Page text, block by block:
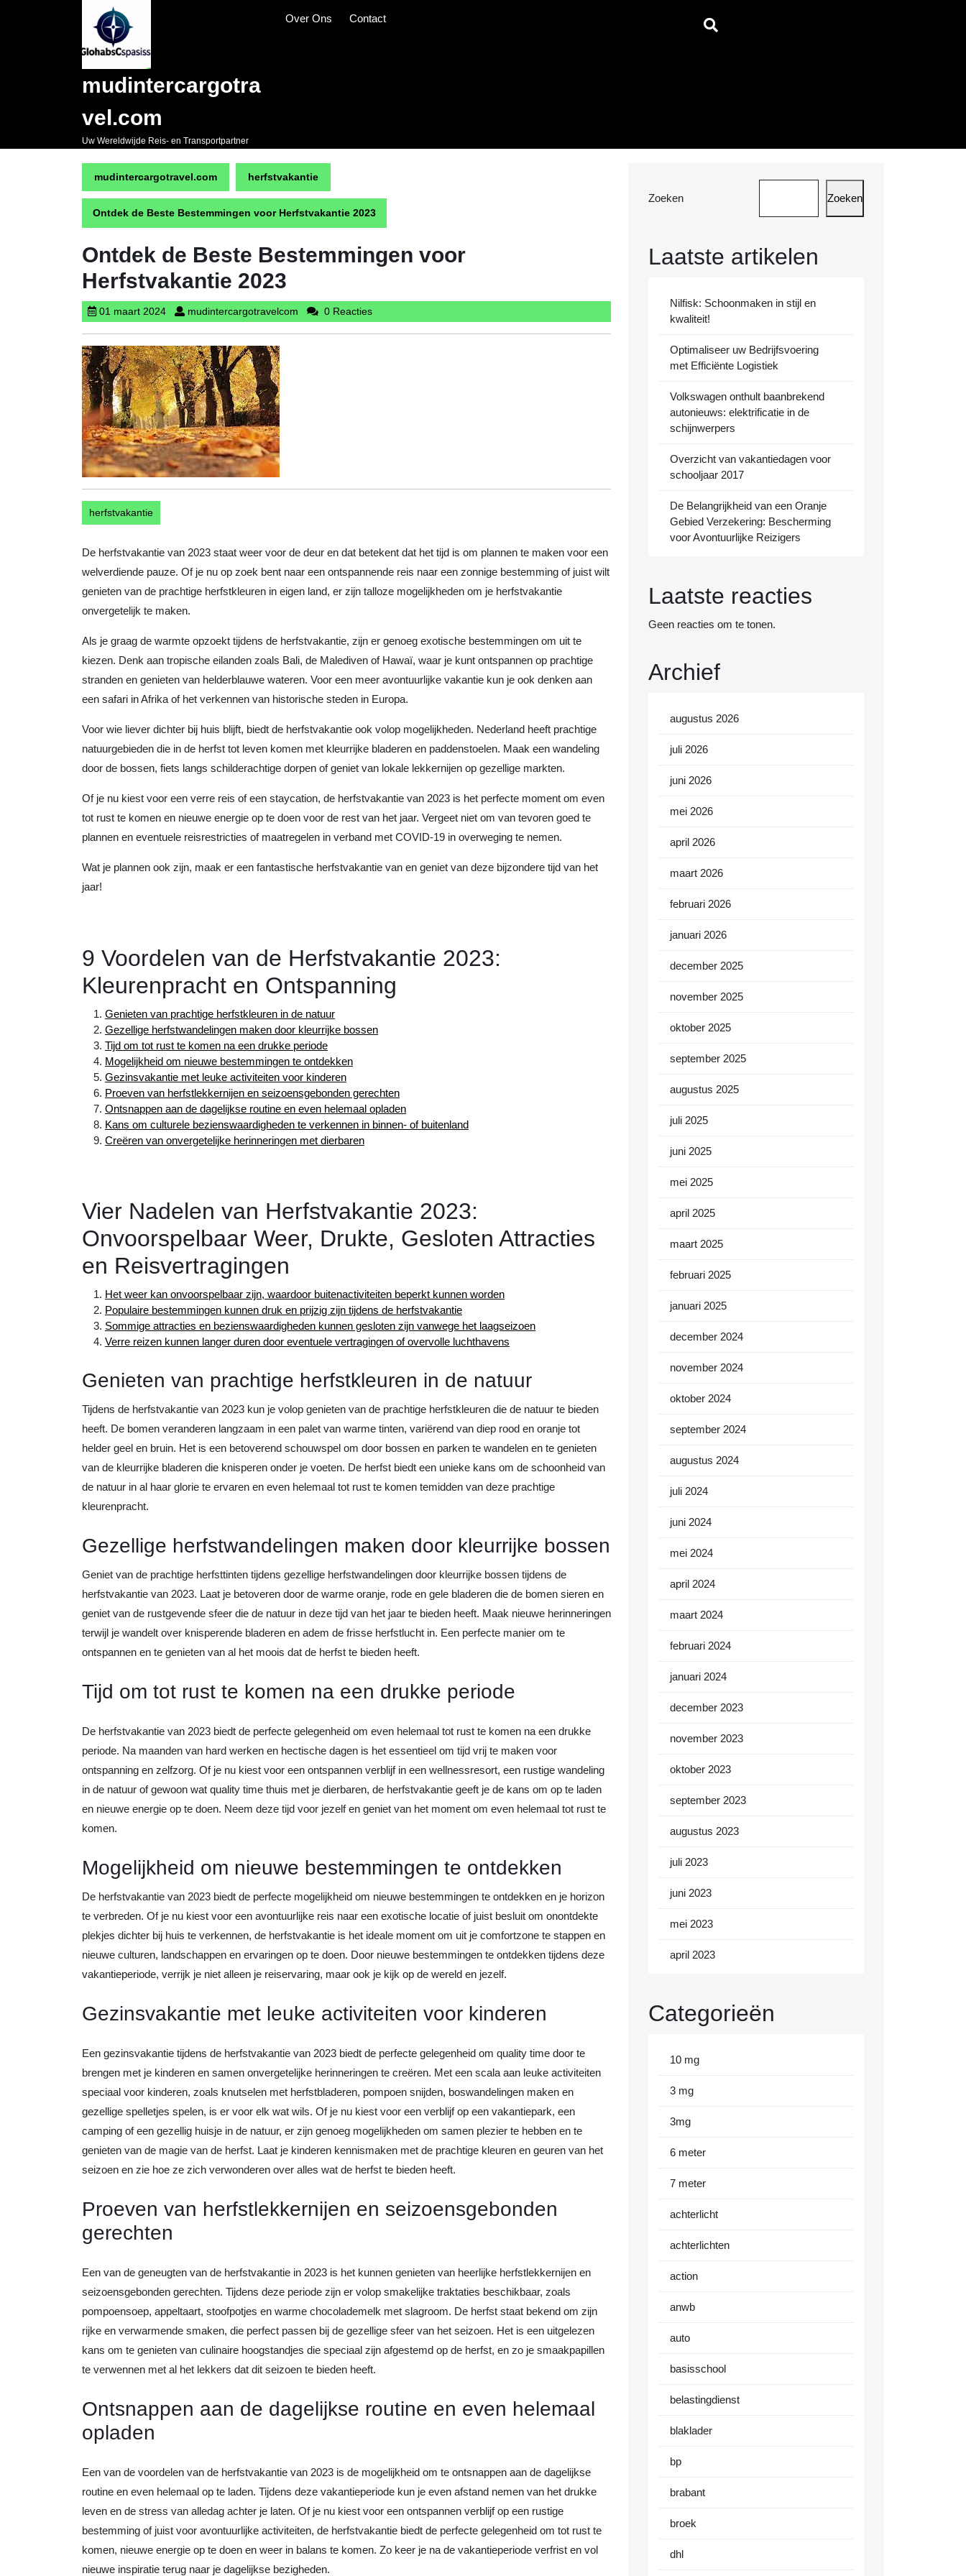
mudintercargotra
vel.com
Uw Wereldwijde Reis- en Transportpartner
Over Ons Contact
mudintercargotravel.com herfstvakantie
Ontdek de Beste Bestemmingen voor Herfstvakantie 2023
Ontdek de Beste Bestemmingen voor
Herfstvakantie 2023
01 maart 202401
maart
mudintercargotravelcom mudintercargotravelcom
0 Reacties
herfstvakantie
De herfstvakantie van 2023 staat weer voor de deur en dat betekent dat het tijd is om plannen te maken voor een
welverdiende pauze. Of je nu op zoek bent naar een ontspannende reis naar een zonnige bestemming of juist wilt
genieten van de prachtige herfstkleuren in eigen land, er zijn talloze mogelijkheden om je herfstvakantie
onvergetelijk te maken.
Als je graag de warmte opzoekt tijdens de herfstvakantie, zijn er genoeg exotische bestemmingen om uit te
kiezen. Denk aan tropische eilanden zoals Bali, de Malediven of Hawaï, waar je kunt ontspannen op prachtige
stranden en genieten van helderblauwe wateren. Voor een meer avontuurlijke vakantie kun je ook denken aan
een safari in Afrika of het verkennen van historische steden in Europa.
Voor wie liever dichter bij huis blijft, biedt de herfstvakantie ook volop mogelijkheden. Nederland heeft prachtige
natuurgebieden die in de herfst tot leven komen met kleurrijke bladeren en paddenstoelen. Maak een wandeling
door de bossen, fiets langs schilderachtige dorpen of geniet van lokale lekkernijen op gezellige markten.
Of je nu kiest voor een verre reis of een staycation, de herfstvakantie van 2023 is het perfecte moment om even
tot rust te komen en nieuwe energie op te doen voor de rest van het jaar. Vergeet niet om van tevoren goed te
plannen en eventuele reisrestricties of maatregelen in verband met COVID-19 in overweging te nemen.
Wat je plannen ook zijn, maak er een fantastische herfstvakantie van en geniet van deze bijzondere tijd van het
jaar!
9 Voordelen van de Herfstvakantie 2023:
Kleurenpracht en Ontspanning
Genieten van prachtige herfstkleuren in de natuur
Gezellige herfstwandelingen maken door kleurrijke bossen
Tijd om tot rust te komen na een drukke periode
Mogelijkheid om nieuwe bestemmingen te ontdekken
Gezinsvakantie met leuke activiteiten voor kinderen
Proeven van herfstlekkernijen en seizoensgebonden gerechten
Ontsnappen aan de dagelijkse routine en even helemaal opladen
Kans om culturele bezienswaardigheden te verkennen in binnen- of buitenland
Creëren van onvergetelijke herinneringen met dierbaren
Vier Nadelen van Herfstvakantie 2023:
Onvoorspelbaar Weer, Drukte, Gesloten Attracties
en Reisvertragingen
Het weer kan onvoorspelbaar zijn, waardoor buitenactiviteiten beperkt kunnen worden
Populaire bestemmingen kunnen druk en prijzig zijn tijdens de herfstvakantie
Sommige attracties en bezienswaardigheden kunnen gesloten zijn vanwege het laagseizoen
Verre reizen kunnen langer duren door eventuele vertragingen of overvolle luchthavens
Genieten van prachtige herfstkleuren in de natuur
Tijdens de herfstvakantie van 2023 kun je volop genieten van de prachtige herfstkleuren die de natuur te bieden
heeft. De bomen veranderen langzaam in een palet van warme tinten, variërend van diep rood en oranje tot
helder geel en bruin. Het is een betoverend schouwspel om door bossen en parken te wandelen en te genieten
van de kleurrijke bladeren die knisperen onder je voeten. De herfst biedt een unieke kans om de schoonheid van
de natuur in al haar glorie te ervaren en even helemaal tot rust te komen temidden van deze prachtige
kleurenpracht.
Gezellige herfstwandelingen maken door kleurrijke bossen
Geniet van de prachtige herfsttinten tijdens gezellige herfstwandelingen door kleurrijke bossen tijdens de
herfstvakantie van 2023. Laat je betoveren door de warme oranje, rode en gele bladeren die de bomen sieren en
geniet van de rustgevende sfeer die de natuur in deze tijd van het jaar te bieden heeft. Maak nieuwe herinneringen
terwijl je wandelt over knisperende bladeren en adem de frisse herfstlucht in. Een perfecte manier om te
ontspannen en te genieten van al het moois dat de herfst te bieden heeft.
Tijd om tot rust te komen na een drukke periode
De herfstvakantie van 2023 biedt de perfecte gelegenheid om even helemaal tot rust te komen na een drukke
periode. Na maanden van hard werken en hectische dagen is het essentieel om tijd vrij te maken voor
ontspanning en zelfzorg. Of je nu kiest voor een ontspannen verblijf in een wellnessresort, een rustige wandeling
in de natuur of gewoon wat quality time thuis met je dierbaren, de herfstvakantie geeft je de kans om op te laden
en nieuwe energie op te doen. Neem deze tijd voor jezelf en geniet van het moment om even helemaal tot rust te
komen.
Mogelijkheid om nieuwe bestemmingen te ontdekken
De herfstvakantie van 2023 biedt de perfecte mogelijkheid om nieuwe bestemmingen te ontdekken en je horizon
te verbreden. Of je nu kiest voor een avontuurlijke reis naar een exotische locatie of juist besluit om onontdekte
plekjes dichter bij huis te verkennen, de herfstvakantie is het ideale moment om uit je comfortzone te stappen en
nieuwe culturen, landschappen en ervaringen op te doen. Door nieuwe bestemmingen te ontdekken tijdens deze
vakantieperiode, verrijk je niet alleen je reiservaring, maar ook je kijk op de wereld en jezelf.
Gezinsvakantie met leuke activiteiten voor kinderen
Een gezinsvakantie tijdens de herfstvakantie van 2023 biedt de perfecte gelegenheid om quality time door te
brengen met je kinderen en samen onvergetelijke herinneringen te creëren. Met een scala aan leuke activiteiten
speciaal voor kinderen, zoals knutselen met herfstbladeren, pompoen snijden, boswandelingen maken en
gezellige spelletjes spelen, is er voor elk wat wils. Of je nu kiest voor een verblijf op een vakantiepark, een
camping of een gezellig huisje in de natuur, er zijn genoeg mogelijkheden om samen plezier te hebben en te
genieten van de magie van de herfst. Laat je kinderen kennismaken met de prachtige kleuren en geuren van het
seizoen en zie hoe ze zich verwonderen over alles wat de herfst te bieden heeft.
Proeven van herfstlekkernijen en seizoensgebonden
gerechten
Een van de geneugten van de herfstvakantie in 2023 is het kunnen genieten van heerlijke herfstlekkernijen en
seizoensgebonden gerechten. Tijdens deze periode zijn er volop smakelijke traktaties beschikbaar, zoals
pompoensoep, appeltaart, stoofpotjes en warme chocolademelk met slagroom. De herfst staat bekend om zijn
rijke en verwarmende smaken, die perfect passen bij de gezellige sfeer van het seizoen. Het is een uitgelezen
kans om te genieten van culinaire hoogstandjes die speciaal zijn afgestemd op de herfst, en zo je smaakpapillen
te verwennen met al het lekkers dat dit seizoen te bieden heeft.
Ontsnappen aan de dagelijkse routine en even helemaal
opladen
Een van de voordelen van de herfstvakantie van 2023 is de mogelijkheid om te ontsnappen aan de dagelijkse
routine en even helemaal op te laden. Tijdens deze vakantieperiode kun je even afstand nemen van het drukke
leven en de stress van alledag achter je laten. Of je nu kiest voor een ontspannen verblijf op een rustige
bestemming of juist voor avontuurlijke activiteiten, de herfstvakantie biedt de perfecte gelegenheid om tot rust te
komen, nieuwe energie op te doen en weer in balans te komen. Zo keer je na de vakantieperiode verfrist en vol
nieuwe inspiratie terug naar je dagelijkse bezigheden.
Zoeken Zoeken
Laatste artikelen
Nilfisk: Schoonmaken in stijl en
kwaliteit!
Optimaliseer uw Bedrijfsvoering
met Efficiënte Logistiek
Volkswagen onthult baanbrekend
autonieuws: elektrificatie in de
schijnwerpers
Overzicht van vakantiedagen voor
schooljaar 2017
De Belangrijkheid van een Oranje
Gebied Verzekering: Bescherming
voor Avontuurlijke Reizigers
Laatste reacties
Geen reacties om te tonen.
Archief
augustus 2026
juli 2026
juni 2026
mei 2026
april 2026
maart 2026
februari 2026
januari 2026
december 2025
november 2025
oktober 2025
september 2025
augustus 2025
juli 2025
juni 2025
mei 2025
april 2025
maart 2025
februari 2025
januari 2025
december 2024
november 2024
oktober 2024
september 2024
augustus 2024
juli 2024
juni 2024
mei 2024
april 2024
maart 2024
februari 2024
januari 2024
december 2023
november 2023
oktober 2023
september 2023
augustus 2023
juli 2023
juni 2023
mei 2023
april 2023
Categorieën
10 mg
3 mg
3mg
6 meter
7 meter
achterlicht
achterlichten
action
anwb
auto
basisschool
belastingdienst
blaklader
bp
brabant
broek
dhl